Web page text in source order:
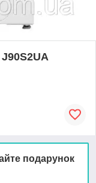
подарунок